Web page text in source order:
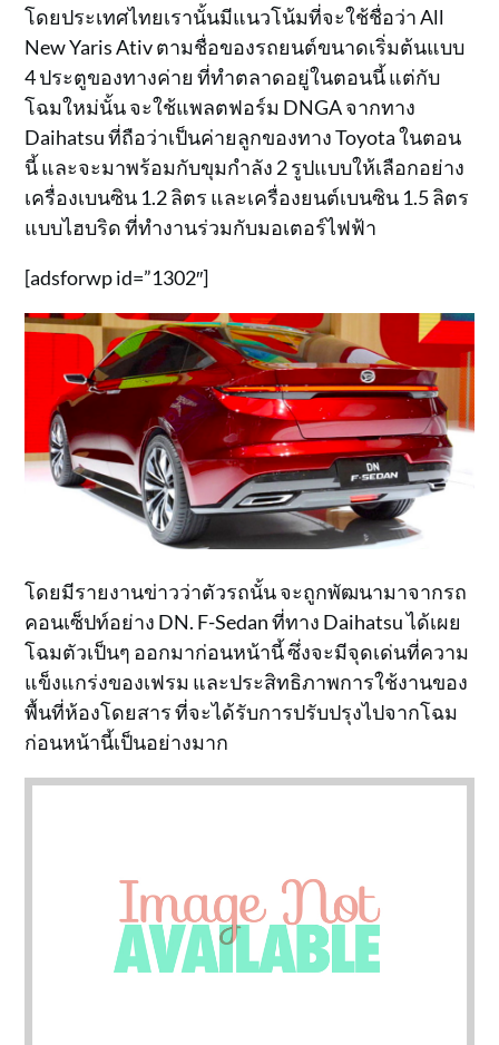
โดยประเทศไทยเรานั้นมีแนวโน้มที่จะใช้ชื่อว่า All
New Yaris Ativ ตามชื่อของรถยนต์ขนาดเริ่มต้นแบบ
4 ประตูของทางค่าย ที่ทำตลาดอยู่ในตอนนี้ แต่กับ
โฉมใหม่นั้น จะใช้แพลตฟอร์ม DNGA จากทาง
Daihatsu ที่ถือว่าเป็นค่ายลูกของทาง Toyota ในตอน
นี้ และจะมาพร้อมกับขุมกำลัง 2 รูปแบบให้เลือกอย่าง
เครื่องเบนซิน 1.2 ลิตร และเครื่องยนต์เบนซิน 1.5 ลิตร
แบบไฮบริด ที่ทำงานร่วมกับมอเตอร์ไฟฟ้า
[adsforwp id=”1302″]
โดยมีรายงานข่าวว่าตัวรถนั้น จะถูกพัฒนามาจากรถ
คอนเซ็ปท์อย่าง DN. F-Sedan ที่ทาง Daihatsu ได้เผย
โฉมตัวเป็นๆ ออกมาก่อนหน้านี้ ซึ่งจะมีจุดเด่นที่ความ
แข็งแกร่งของเฟรม และประสิทธิภาพการใช้งานของ
พื้นที่ห้องโดยสาร ที่จะได้รับการปรับปรุงไปจากโฉม
ก่อนหน้านี้เป็นอย่างมาก